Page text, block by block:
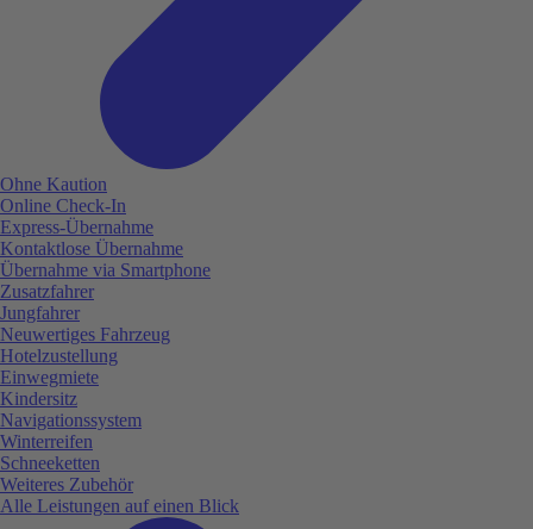
Ohne Kaution
Online Check-In
Express-Übernahme
Kontaktlose Übernahme
Übernahme via Smartphone
Zusatzfahrer
Jungfahrer
Neuwertiges Fahrzeug
Hotelzustellung
Einwegmiete
Kindersitz
Navigationssystem
Winterreifen
Schneeketten
Weiteres Zubehör
Alle Leistungen auf einen Blick